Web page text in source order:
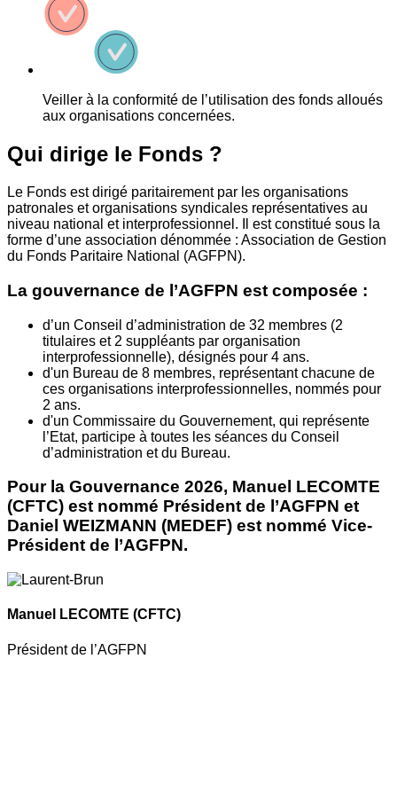
Veiller à la conformité de l’utilisation des fonds alloués
aux organisations concernées.
Qui dirige le Fonds ?
Le Fonds est dirigé paritairement par les organisations
patronales et organisations syndicales représentatives au
niveau national et interprofessionnel. Il est constitué sous la
forme d’une association dénommée : Association de Gestion
du Fonds Paritaire National (AGFPN).
La gouvernance de l’AGFPN est composée :
d’un Conseil d’administration de 32 membres (2
titulaires et 2 suppléants par organisation
interprofessionnelle), désignés pour 4 ans.
d'un Bureau de 8 membres, représentant chacune de
ces organisations interprofessionnelles, nommés pour
2 ans.
d'un Commissaire du Gouvernement, qui représente
l’Etat, participe à toutes les séances du Conseil
d’administration et du Bureau.
Pour la Gouvernance 2026, Manuel LECOMTE
(CFTC) est nommé Président de l’AGFPN et
Daniel WEIZMANN (MEDEF) est nommé Vice-
Président de l’AGFPN.
Manuel LECOMTE (CFTC)
Président de l’AGFPN